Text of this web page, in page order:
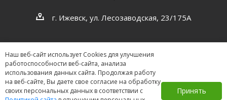
Наш веб-сайт использует Cookies для улучшения
работоспособности веб-сайта, анализа
использования данных сайта. Продолжая работу
на веб-сайте, Вы даете свое согласие на обработку
своих персональных данных в соответствии с
Принять
г. Ижевск, ул. Лесозаводская, 23/175А
2026 ©